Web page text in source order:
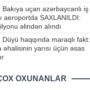
Bakıya uçan azərbaycanlı iş
aeroportda SAXLANILDI:
əlindən alındı
Düyü haqqında maraqlı fakt:
əhalisinin yarısı üçün əsas
OXUNANLAR